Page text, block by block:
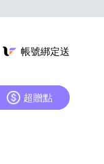
帳號綁定送
超贈點